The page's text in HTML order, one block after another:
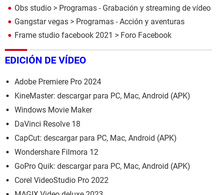
Obs studio > Programas - Grabación y streaming de vídeo
Gangstar vegas > Programas - Acción y aventuras
Frame studio facebook 2021 > Foro Facebook
EDICIÓN DE VÍDEO
Adobe Premiere Pro 2024
KineMaster: descargar para PC, Mac, Android (APK)
Windows Movie Maker
DaVinci Resolve 18
CapCut: descargar para PC, Mac, Android (APK)
Wondershare Filmora 12
GoPro Quik: descargar para PC, Mac, Android (APK)
Corel VideoStudio Pro 2022